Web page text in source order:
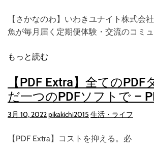
【さかなのわ】いわきユナイト株式会
魚が毎月届く定期便体験・交流のコミ
もっと読む
【PDF Extra】全てのPDF
だ一つのPDFソフトで –
3月 10, 2022pikakichi2015 生活・ライフ
【PDF Extra】コストを抑える。必